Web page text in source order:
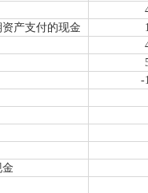
产支付的现金
-